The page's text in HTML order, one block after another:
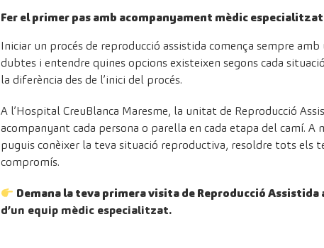
Fer el primer pas amb acompanyament mèdic especialitzat
Iniciar un procés de reproducció assistida comença sempre amb
dubtes i entendre quines opcions existeixen segons cada
la diferència des de l’inici del procés.
A l’Hospital CreuBlanca Maresme, la unitat de Reproducció
acompanyant cada persona o parella en cada etapa del camí. A
puguis conèixer la teva situació reproductiva, resoldre tots els
compromís.
Demana la teva primera visita de Reproducció Assistida
d’un equip mèdic especialitzat.